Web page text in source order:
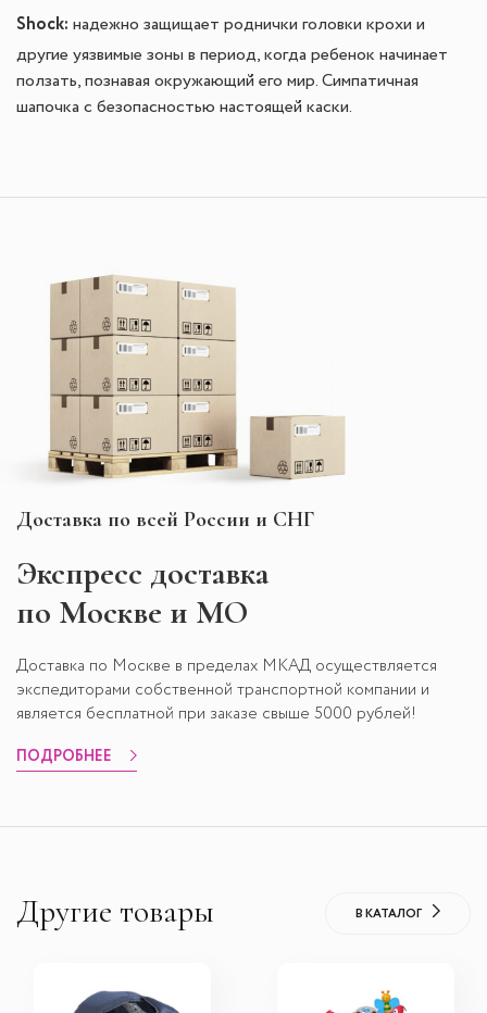
Shock: надежно защищает роднички головки крохи и
другие уязвимые зоны в период, когда ребенок начинает
ползать, познавая окружающий его мир. Симпатичная
шапочка с безопасностью настоящей каски.
Доставка по всей России и СНГ
Экспресс доставка
по Москве и МО
Доставка по Москве в пределах МКАД осуществляется
экспедиторами собственной транспортной компании и
является бесплатной при заказе свыше 5000 рублей!
ПОДРОБНЕЕ
Другие товары В КАТАЛОГ